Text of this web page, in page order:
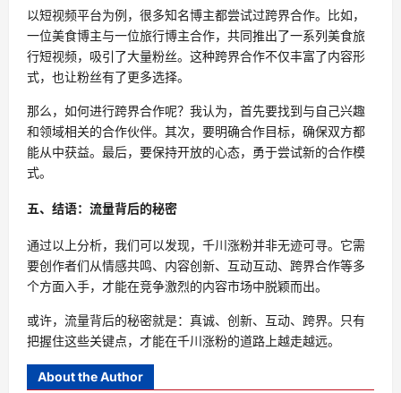
以短视频平台为例，很多知名博主都尝试过跨界合作。比如，
一位美食博主与一位旅行博主合作，共同推出了一系列美食旅
行短视频，吸引了大量粉丝。这种跨界合作不仅丰富了内容形
式，也让粉丝有了更多选择。
那么，如何进行跨界合作呢？我认为，首先要找到与自己兴趣
和领域相关的合作伙伴。其次，要明确合作目标，确保双方都
能从中获益。最后，要保持开放的心态，勇于尝试新的合作模
式。
五、结语：流量背后的秘密
通过以上分析，我们可以发现，千川涨粉并非无迹可寻。它需
要创作者们从情感共鸣、内容创新、互动互动、跨界合作等多
个方面入手，才能在竞争激烈的内容市场中脱颖而出。
或许，流量背后的秘密就是：真诚、创新、互动、跨界。只有
把握住这些关键点，才能在千川涨粉的道路上越走越远。
About the Author